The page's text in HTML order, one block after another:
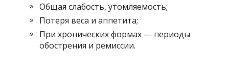
Общая слабость, утомляемость;
Потеря веса и аппетита;
При хронических формах — периоды
обострения и ремиссии.